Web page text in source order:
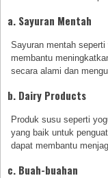
a. Sayuran Mentah
Sayuran mentah
membantu
secara alami dan
b. Dairy Products
Produk susu seperti
yang baik untuk
dapat membantu
c. Buah-buahan